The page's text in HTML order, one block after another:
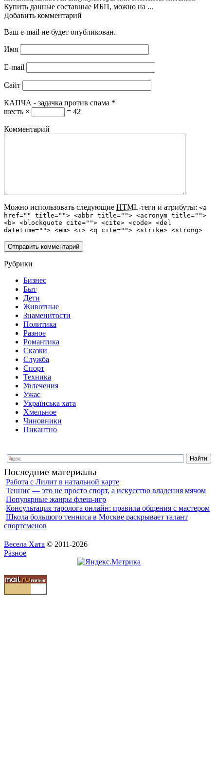
Купить данные составные ИБП, можно на ...
Добавить комментарий
Ваш e-mail не будет опубликован.
Имя
E-mail
Сайт
КАПЧА - задачка против спама *
шесть ×
= 42
Комментарий
Можно использовать следующие HTML-теги и атрибуты: <a
href="" title=""> <abbr title=""> <acronym title="">
<b> <blockquote cite=""> <cite> <code> <del
datetime=""> <em> <i> <q cite=""> <strike> <strong>
Рубрики
Бизнес
Быт
Дети
Животные
Знаменитости
Политика
Разное
Романтика
Сказки
Служба
Спорт
Техника
Увлечения
Ужас
Українська хата
Хмельное
Чиновники
Пикантно
Последние материалы
Работа с Лилит в натальной карте
Теннис — это не просто спорт, а искусство владения мячом
Популярные жанры флеш-игр
Консультация таролога онлайн: правила общения с мастером
Школа большого тенниса в Москве раскрывает талант
спортсменов
Весела Хата © 2011-2026
Разное